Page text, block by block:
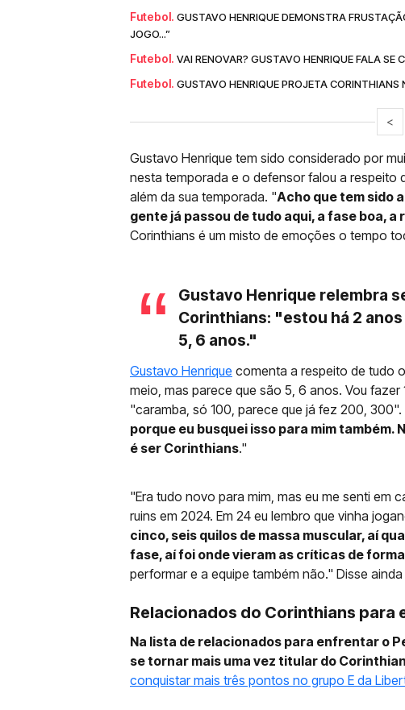
Futebol. GUSTAVO HENRIQUE DEMONSTRA
JOGO...”
Futebol. VAI RENOVAR? GUSTAVO HENRIQUE FALA
Futebol. GUSTAVO HENRIQUE PROJETA CORINTHIANS
<
Gustavo Henrique tem sido considerado por
nesta temporada e o defensor falou a
além da sua temporada. "Acho que tem sido
gente já passou de tudo aqui, a fase boa, a
Corinthians é um misto de emoções o tempo
Gustavo Henrique relembra
Corinthians: "estou há 2
5, 6 anos."
Gustavo Henrique comenta a respeito de tudo
meio, mas parece que são 5, 6 anos. Vou
"caramba, só 100, parece que já fez 200, 300".
porque eu busquei isso para mim também.
é ser Corinthians."
"Era tudo novo para mim, mas eu me senti em
ruins em 2024. Em 24 eu lembro que vinha
cinco, seis quilos de massa muscular, aí
fase, aí foi onde vieram as críticas de
performar e a equipe também não." Disse
Relacionados do Corinthians para
Na lista de relacionados para enfrentar o
se tornar mais uma vez titular do
conquistar mais três pontos no grupo E da